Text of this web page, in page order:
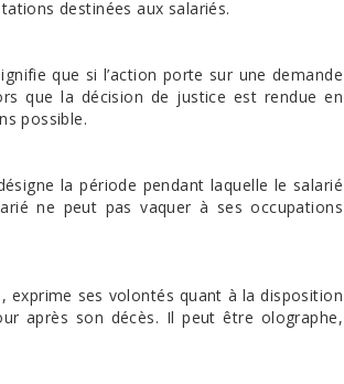
destinées aux salariés.
que si l’action porte sur une demande
que la décision de justice est rendue en
possible.
la période pendant laquelle le salarié
ne peut pas vaquer à ses occupations
exprime ses volontés quant à la disposition
après son décès. Il peut être olographe,